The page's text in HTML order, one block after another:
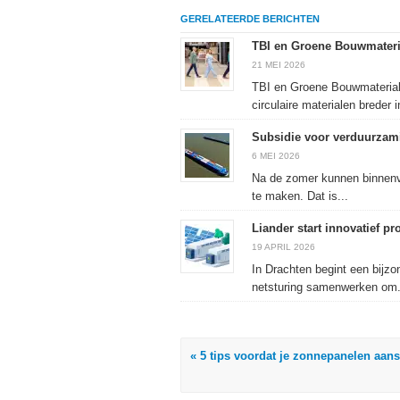
Facebook
(Wordt
een
nieuw
venster
geopend)
delen
(Wordt
een
venster
Twitter
(Wordt
een
venster
(Wordt
in
nieuw
GERELATEERDE BERICHTEN
TBI en Groene
21 MEI 2026
TBI en Groene
circulaire materialen breder
Subsidie voor
6 MEI 2026
Na de zomer kunnen
te maken. Dat is...
Liander start innovatief
19 APRIL 2026
In Drachten begint een
netsturing samenwerken
« 5 tips voordat je zonnepanelen